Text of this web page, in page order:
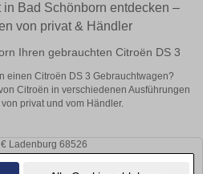
Bad Schönborn entdecken –
von privat & Händler
Ihren gebrauchten Citroën DS 3
einen Citroën DS 3 Gebrauchtwagen?
Citroën in verschiedenen Ausführungen
privat und vom Händler.